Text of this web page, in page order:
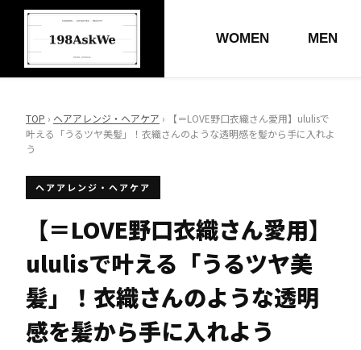
WOMEN MEN
TOP › ヘアアレンジ・ヘアケア › 【＝LOVE野口衣織さん愛用】ululisで
叶える「うるツヤ美髪」！衣織さんのような透明感を髪から手に入れよ
う
ヘアアレンジ・ヘアケア
【＝LOVE野口衣織さん愛用】
ululisで叶える「うるツヤ美
髪」！衣織さんのような透明
感を髪から手に入れよう